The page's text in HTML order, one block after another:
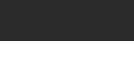
Contactez-nous